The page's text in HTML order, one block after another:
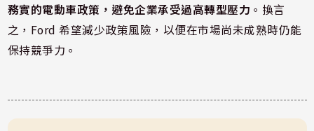
務實的電動車政策，避免企業承受過高轉型壓力 。換言
之，Ford 希望減少政策風險，以便在市場尚未成熟時仍能
保持競爭力。